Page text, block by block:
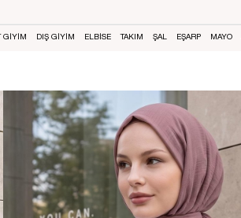
GİYİM DIŞ GİYİM ELBİSE TAKIM ŞAL EŞARP MAYO